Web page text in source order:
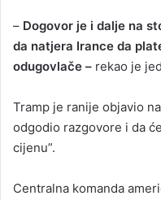
– Dogovor je i dalje na
da natjera Irance da
odugovlače – rekao je
Tramp je ranije objavio
odgodio razgovore i da
cijenu”.
Centralna komanda